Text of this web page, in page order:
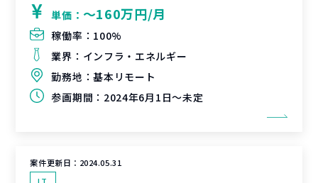
単価： 〜160万円/月
稼働率： 100%
業界： インフラ・エネルギー
勤務地：基本リモート
参画期間： 2024年6月1日～未定
案件更新日： 2024.05.31